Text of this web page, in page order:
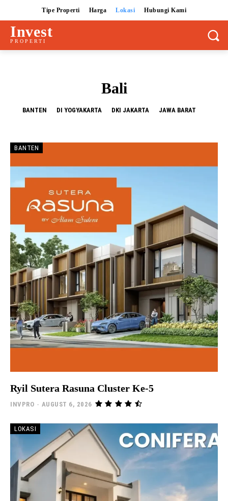
Tipe Properti Harga Lokasi Hubungi Kami
Invest
PROPERTI
Bali
BANTEN DI YOGYAKARTA DKI JAKARTA JAWA BARAT
BANTEN
Ryil Sutera Rasuna Cluster Ke-5
INVPRO - AUGUST 6, 2026
LOKASI